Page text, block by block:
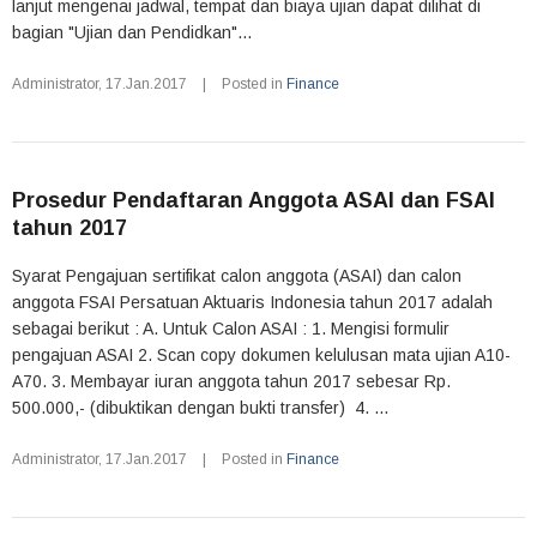
lanjut mengenai jadwal, tempat dan biaya ujian dapat dilihat di
bagian "Ujian dan Pendidkan"...
Administrator, 17.Jan.2017 Posted in Finance
Prosedur Pendaftaran Anggota ASAI dan FSAI
tahun 2017
Syarat Pengajuan sertifikat calon anggota (ASAI) dan calon
anggota FSAI Persatuan Aktuaris Indonesia tahun 2017 adalah
sebagai berikut : A. Untuk Calon ASAI : 1. Mengisi formulir
pengajuan ASAI 2. Scan copy dokumen kelulusan mata ujian A10-
A70. 3. Membayar iuran anggota tahun 2017 sebesar Rp.
500.000,- (dibuktikan dengan bukti transfer) 4. ...
Administrator, 17.Jan.2017 Posted in Finance